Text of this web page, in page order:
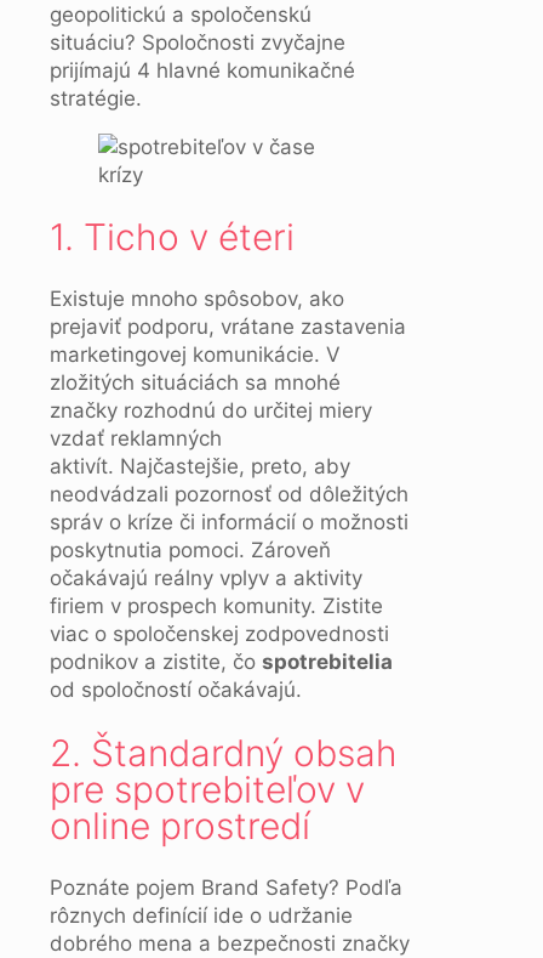
geopolitickú a spoločenskú
situáciu? Spoločnosti zvyčajne
prijímajú 4 hlavné komunikačné
stratégie.
1. Ticho v éteri
Existuje mnoho spôsobov, ako
prejaviť podporu, vrátane zastavenia
marketingovej komunikácie. V
zložitých situáciách sa mnohé
značky rozhodnú do určitej miery
vzdať reklamných
aktivít. Najčastejšie, preto, aby
neodvádzali pozornosť od dôležitých
správ o kríze či informácií o možnosti
poskytnutia pomoci. Zároveň
očakávajú reálny vplyv a aktivity
firiem v prospech komunity. Zistite
viac o spoločenskej zodpovednosti
podnikov a zistite, čo spotrebitelia
od spoločností očakávajú.
2. Štandardný obsah
pre spotrebiteľov v
online prostredí
Poznáte pojem Brand Safety? Podľa
rôznych definícií ide o udržanie
dobrého mena a bezpečnosti značky